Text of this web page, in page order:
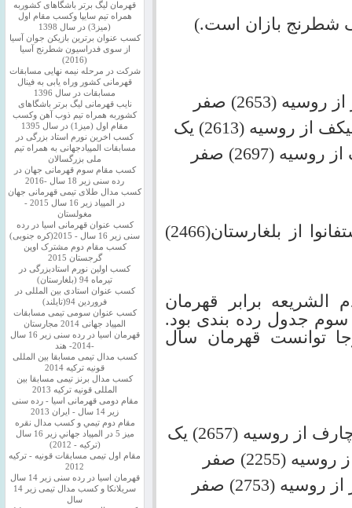
شطرنج بازان است.)
سارا خادم الشریعه( 2402)یک – استفانوا از بلغارستان(2466)
الشریعه برابر قهرمان
سوم جدول رده بندی بود.
توانست قهرمان سال
قهرمان لیگ برتر باشگاهای کشوربه
همراه تیم سایپا وکسب مقام اول
(میز3) در سال 1398
کسب عنوان برترین بازیکن جوان آسیا
از سوی فدراسیون شطرنج آسیا
(2016)
شرکت در مرحله نیمه نهایی مسابقات
قهرمانی کشور وراه یابی به فینال
مسابقات در سال 1396
نایب قهرمانی لیگ برتر باشگاهای
کشوربه همراه تیم ذوب آهن وکسب
مقام اول (میز1) در سال 1395
کسب اخرین نورم استاد بزرگی در
مسابقات المپیادجهانی به همراه تیم
ملی بزرگسالان
کسب مقام سوم قهرمانی جهان در
رده سنی زیر 18 سال -2016
کسب مدال طلای تیمی قهرمانی جهان
در المپیاد زیر 16 سال 2015 -
مغولستان
کسب عنوان قهرمانی اسیا در رده
سنی زیر 16 سال - 2015(کره جنوبی)
کسب مقام دوم مشترک اوپن
گرجستان 2015
کسب اولین نورم استادبزرگی در
تیرماه 94 (بلغارستان)
کسب عنوان استادی بین المللی در
فروردین 94(تایلند)
کسب عنوان سومی تیمی مسابقات
المپیاد جهانی 2014 مجارستان
قهرمان اسیا در رده سنی زیر 16 سال
-2014- هند
کسب مدال تیمی مسابقا بین المللی
قونیه ترکیه 2014
کسب مدال برنز تیمی مسابقا بین
المللی قونیه ترکیه 2013
مقام دومی قهرمانی اسیا - رده سنی
زیر 14 سال - ایران 2013
مقام دوم تيمي و كسب مدال نقره
ميز 5 در المپياد جهاني زير 16 سال
(تركيه - 2012)
مقام اول تیمی مسابقات قونیه - ترکیه
2012
قهرمان اسیا در رده سنی زیر 14 سال
سريلانكا و کسب مدال تیمی زیر 14
سال